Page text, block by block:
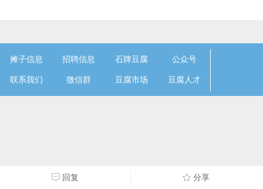
回复 分享
摊子信息 招聘信息 石牌豆腐 公众号
联系我们 微信群 豆腐市场 豆腐人才